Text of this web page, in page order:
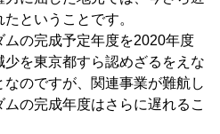
ということです。
の完成予定年度を2020年度
を東京都すら認めざるをえな
のですが、関連事業が難航し
の完成年度はさらに遅れるこ